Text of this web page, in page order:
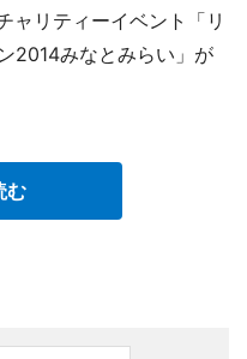
ャリティーイベント「リ
2014みなとみらい」が
む